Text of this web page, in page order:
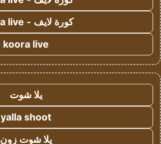
كورة لايف - koora live
koora live
يلا شوت
yalla shoot
يلا شوت زون